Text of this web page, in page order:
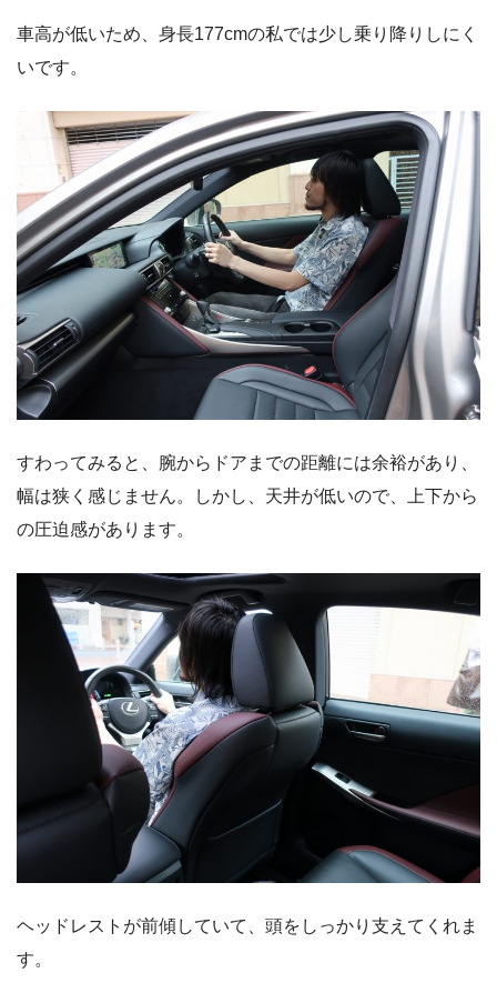
車高が低いため、身長177cmの私では少し乗り降りしにく
いです。
すわってみると、腕からドアまでの距離には余裕があり、
幅は狭く感じません。しかし、天井が低いので、上下から
の圧迫感があります。
ヘッドレストが前傾していて、頭をしっかり支えてくれま
す。